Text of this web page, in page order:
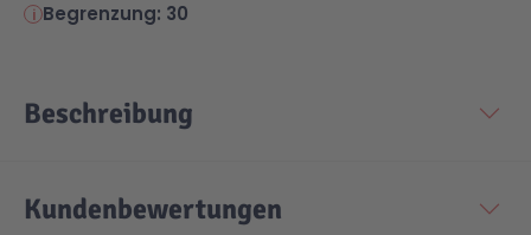
Begrenzung: 30
Beschreibung
Kundenbewertungen